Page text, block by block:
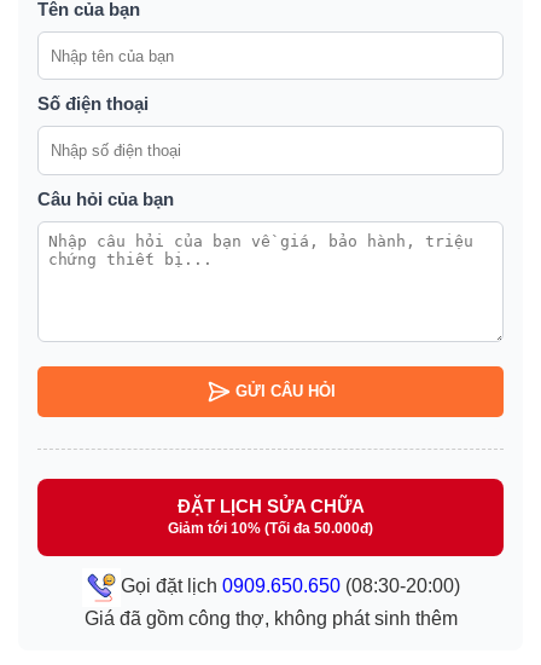
Tên của bạn
Số điện thoại
Câu hỏi của bạn
GỬI CÂU HỎI
ĐẶT LỊCH SỬA CHỮA
Giảm tới 10% (Tối đa 50.000đ)
Gọi đặt lịch 0909.650.650(08:30-20:00)
Giá đã gồm công thợ, không phát sinh thêm